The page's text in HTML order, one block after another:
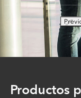
Productos